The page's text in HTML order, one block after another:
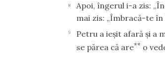
8
Apoi, îngerul i-a zis:
mai zis: „Îmbracă-te în
9 Petru a ieşit afară şi a
se părea că are** o